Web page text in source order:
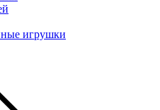
игрушки